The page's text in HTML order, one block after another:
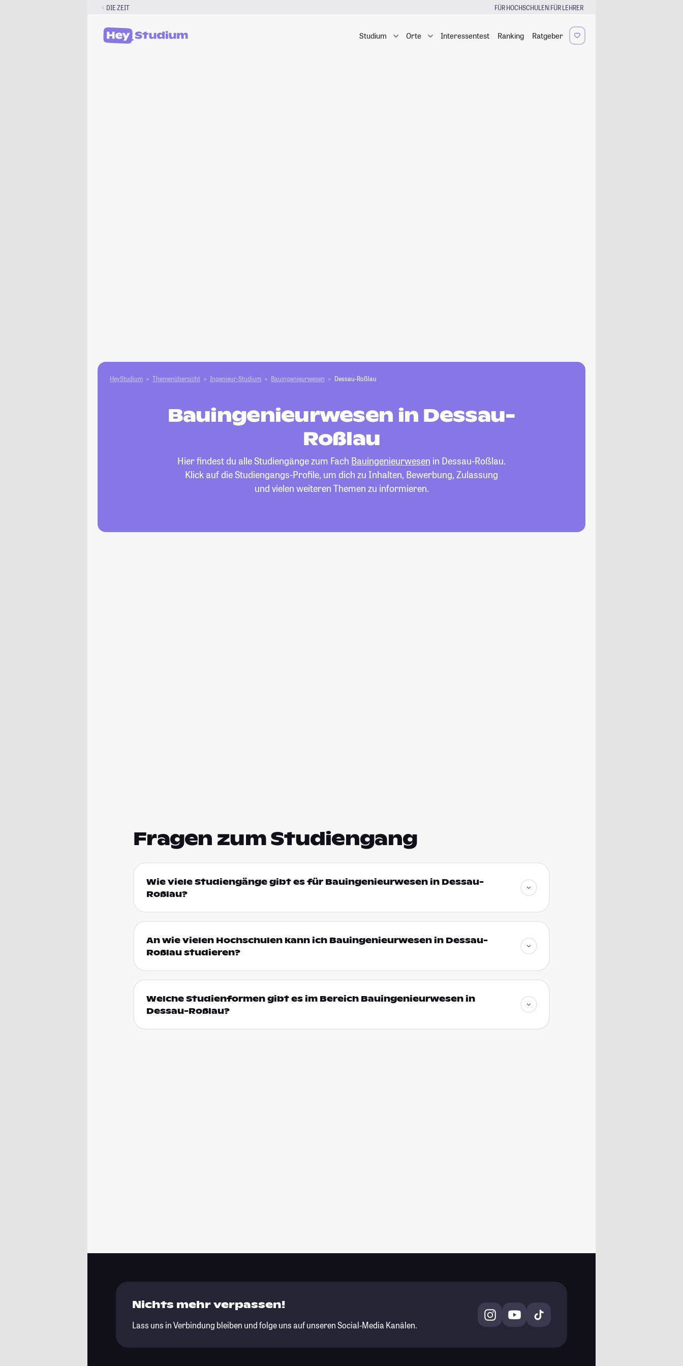
DIE ZEIT FÜR HOCHSCHULEN|FÜR LEHRER
Studium Orte Interessentest Ranking Ratgeber
HeyStudium Themenübersicht Ingenieur-Studium Bauingenieurwesen Dessau-Roßlau
Bauingenieurwesen in Dessau-
Roßlau
Hier findest du alle Studiengänge zum Fach Bauingenieurwesen in Dessau-Roßlau.
Klick auf die Studiengangs-Profile, um dich zu Inhalten, Bewerbung, Zulassung
und vielen weiteren Themen zu informieren.
Fragen zum Studiengang
Wie viele Studiengänge gibt es für Bauingenieurwesen in Dessau-
Roßlau?
An wie vielen Hochschulen kann ich Bauingenieurwesen in Dessau-
Roßlau studieren?
Welche Studienformen gibt es im Bereich Bauingenieurwesen in
Dessau-Roßlau?
Nichts mehr verpassen!
Lass uns in Verbindung bleiben und folge uns auf unseren Social-Media Kanälen.